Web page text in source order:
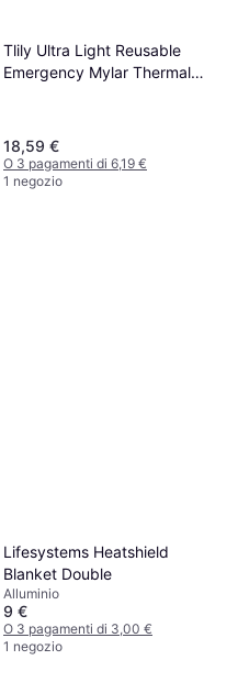
Tlily Ultra Light Reusable
Emergency Mylar Thermal
18,59 €
O 3 pagamenti di 6,19 €
1 negozio
Lifesystems Heatshield
Blanket Double
Alluminio
9 €
O 3 pagamenti di 3,00 €
1 negozio